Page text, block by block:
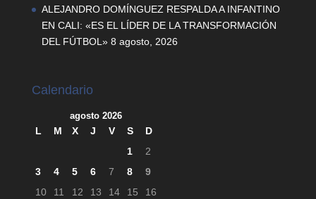
ALEJANDRO DOMÍNGUEZ RESPALDA A INFANTINO
EN CALI: «ES EL LÍDER DE LA TRANSFORMACIÓN
DEL FÚTBOL» 8 agosto, 2026
Calendario
agosto 2026
L M X J V S
D
1
2
3
4 5 6 7 8
9
10
11 12 13 14 15
16